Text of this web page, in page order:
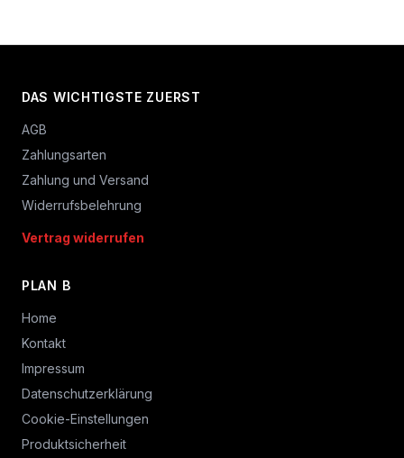
DAS WICHTIGSTE ZUERST
AGB
Zahlungsarten
Zahlung und Versand
Widerrufsbelehrung
Vertrag widerrufen
PLAN B
Home
Kontakt
Impressum
Datenschutzerklärung
Cookie-Einstellungen
Produktsicherheit